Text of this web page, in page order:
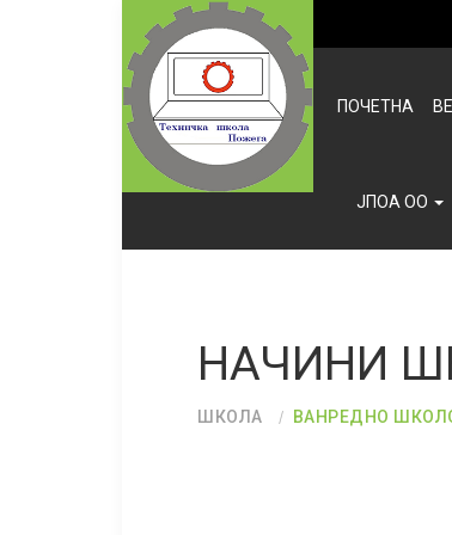
ПОЧЕТНА
ЈПОА ОО
НАЧИНИ
ШКОЛА ВАНРЕДНО